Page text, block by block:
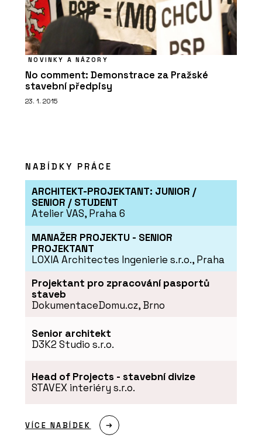
SLUŽBY
Pronájem rostlin s péčí - Jungle
Interiors
Mechové stěny a obrazy - Jungle
Interiors
NOVINKY A NÁZORY
No comment: Demonstrace za Pražské
stavební předpisy
23. 1. 2015
NABÍDKY PRÁCE
ARCHITEKT-PROJEKTANT: JUNIOR /
SENIOR / STUDENT
Atelier VAS, Praha 6
MANAŽER PROJEKTU - SENIOR
PROJEKTANT
LOXIA Architectes Ingenierie s.r.o., Praha
Projektant pro zpracování pasportů
staveb
DokumentaceDomu.cz, Brno
Senior architekt
D3K2 Studio s.r.o.
Head of Projects - stavební divize
STAVEX interiéry s.r.o.
VÍCE NABÍDEK